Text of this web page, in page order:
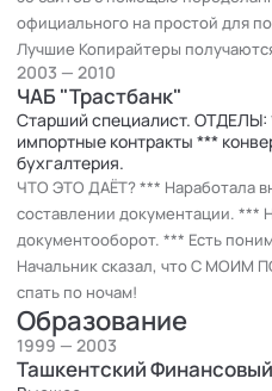
официального на простой для
Лучшие Копирайтеры
ЧАБ "Трастбанк"
Старший специалист. ОТДЕЛЫ:
импортные контракты ***
бухгалтерия.
ЧТО ЭТО ДАЁТ? *** Наработала
составлении документации. ***
документооборот. *** Есть
Начальник сказал, что С МОИМ
спать по ночам!
2003 — 2010
Образование
Ташкентский
1999 — 2003